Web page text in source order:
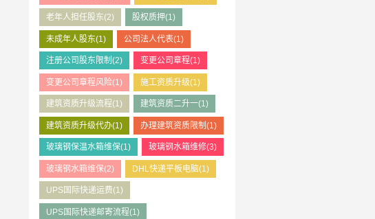
老年人担任股东(2) 股权质押(1)
未成年人股东(1) 公司法人代表(1)
注册公司股东限制 (2) 变更公司章程(1)
变更公司章程风险(1) 施工资质升级(1)
建筑资质升级流程(1) 建筑资质二升一(1)
建筑资质升级代办(1) 办理建筑资质限制 (1)
玻璃钢保温水箱维保(1) 玻璃钢水箱维修(3)
玻璃钢水箱维保(2) DHL快递平板电脑(1)
UPS国际快递运费(1)
UPS国际快递邮寄流程(1)